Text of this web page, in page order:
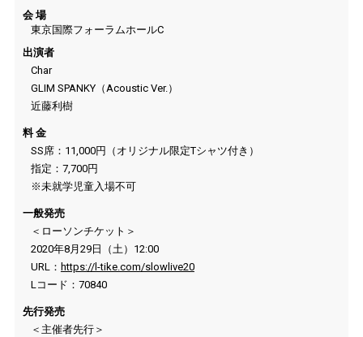
会 場
東京国際フォーラムホールC
出演者
Char
GLIM SPANKY（Acoustic Ver.）
近藤利樹
料 金
SS席：11,000円（オリジナル限定Tシャツ付き）
指定：7,700円
※未就学児童入場不可
一般発売
＜ローソンチケット＞
2020年8月29日（土）12:00
URL： https://l-tike.com/slowlive20
Lコード：70840
先行発売
＜主催者先行＞